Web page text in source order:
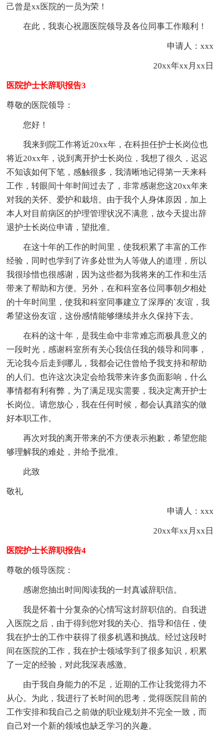
己曾是xx医院的一员为荣！
在此，我衷心祝愿医院领导及各位同事工作顺利！
申请人：xxx
20xx年xx月xx日
医院护士长辞职报告3
尊敬的医院领导：
您好！
我来到院工作将近20xx年，在科担任护士长岗位也
将近20xx年，说到离开护士长岗位，我想了很久，迟迟
不知该如何下笔，感触很多，我清晰地记得第一天来科
工作，转眼间十年时间过去了，非常感谢您这20xx年来
对我的关怀、爱护和栽培。由于我个人身体原因，加上
本人对目前病区的护理管理状况不满意，故今天提出辞
退护士长岗位申请，望批准。
在这十年的工作的时间里，使我积累了丰富的工作
经验，同时也学到了许多处世为人等做人的道理，所以
我很珍惜也很感谢，因为这些都为我将来的工作和生活
带来了帮助和方便。另外，在和科室各位同事朝夕相处
的十年时间里，使我和科室同事建立了深厚的`友谊，我
希望这份友谊，这份感情能够继续并永久保持下去。
在科的这十年，是我生命中非常难忘而极具意义的
一段时光，感谢科室所有关心我信任我的领导和同事，
无论我今后走到哪儿，我都会记住曾给予我支持和帮助
的人们。也许这次决定会给我带来许多负面影响，什么
事情都有利有弊，为了满足现实需要，我决定离开护士
长岗位。请您放心，我在任何时候，都会认真踏实的做
好本职工作。
再次对我的离开带来的不方便表示抱歉，希望您能
够理解我的难处，并给予批准。
此致
敬礼
申请人：xxx
20xx年xx月xx日
医院护士长辞职报告4
尊敬的领导医院：
感谢您抽出时间阅读我的一封真诚辞职信。
我是怀着十分复杂的心情写这封辞职信的。自我进
入医院之后，由于得到您对我的关心、指导和信任，使
我在护士的工作中获得了很多机遇和挑战。经过这段时
间在医院的工作，我在护士领域学到了很多知识，积累
了一定的经验，对此我深表感激。
由于我自身能力的不足，近期的工作让我觉得力不
从心。为此，我进行了长时间的思考，觉得医院目前的
工作安排和我自己之前做的职业规划并不完全一致，而
自己对一个新的领域也缺乏学习的兴趣。